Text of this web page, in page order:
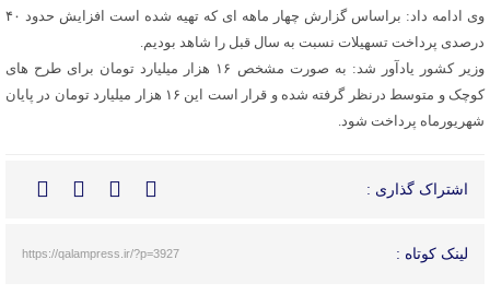
وی ادامه داد: براساس گزارش چهار ماهه ای که تهیه شده است افزایش حدود ۴۰
درصدی پرداخت تسهیلات نسبت به سال قبل را شاهد بودیم.
وزیر کشور یادآور شد: به صورت مشخص ۱۶ هزار میلیارد تومان برای طرح های
کوچک و متوسط درنظر گرفته شده و قرار است این ۱۶ هزار میلیارد تومان در پایان
شهریورماه پرداخت شود.
اشتراک گذاری :
لینک کوتاه : https://qalampress.ir/?p=3927